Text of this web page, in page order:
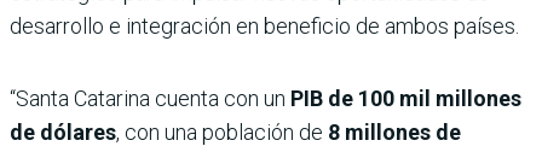
desarrollo e integración en beneficio de ambos países.
“Santa Catarina cuenta con un PIB de 100 mil millones
de dólares, con una población de 8 millones de